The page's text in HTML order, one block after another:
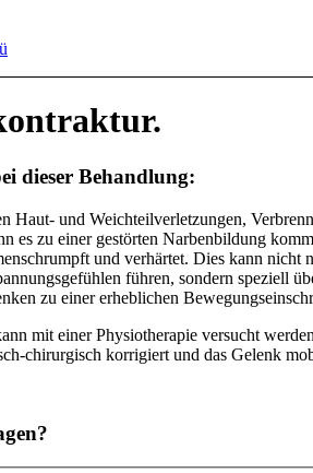
dieser Behandlung:
Haut- und Weichteilverletzungen,
es zu einer gestörten Narbenbildung
und verhärtet. Dies kann nicht
führen, sondern speziell
zu einer erheblichen
mit einer Physiotherapie versucht
chirurgisch korrigiert und das Gelenk